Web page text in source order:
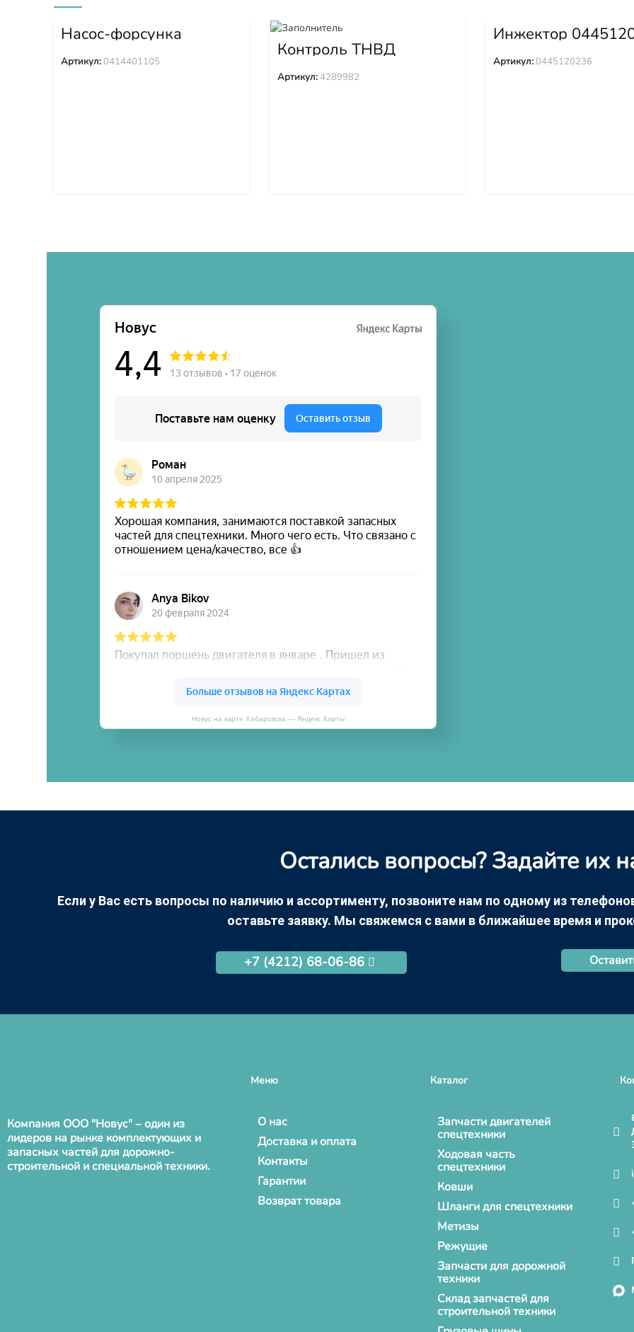
Насос-форсунка
0414401105
Артикул:0414401105
Контроль ТНВД
4289982
Артикул:4289982
Инжектор
Артикул:0445120236
Новус на карте Хабаровска — Яндекс Карты
Остались вопросы? Задайте их
Если у Вас есть вопросы по наличию и ассортименту, позвоните нам по одному из
оставьте заявку. Мы свяжемся с вами в ближайшее время и
+7 (4212) 68-06-86
Компания ООО "Новус" – один из
лидеров на рынке комплектующих и
запасных частей для дорожно-
строительной и специальной техники.
Меню
О нас
Доставка и оплата
Контакты
Гарантии
Возврат товара
Каталог
Запчасти двигателей
спецтехники
Ходовая часть
спецтехники
Ковши
Шланги для спецтехники
Метизы
Режущие
Запчасти для дорожной
техники
Склад запчастей для
строительной техники